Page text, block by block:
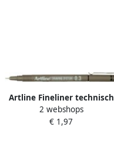
Artline Fineliner technisch
0.3mm zwart
2 webshops
€ 1,97